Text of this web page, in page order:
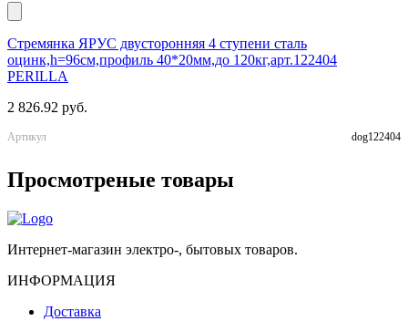
Стремянка ЯРУС двусторонняя 4 ступени сталь
оцинк,h=96см,профиль 40*20мм,до 120кг,арт.122404
PERILLA
2 826.92 руб.
Артикул dog122404
Просмотреные товары
Интернет-магазин электро-, бытовых товаров.
ИНФОРМАЦИЯ
Доставка